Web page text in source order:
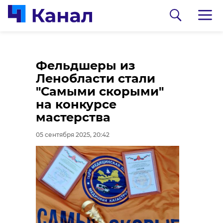
Фельдшеры из
Ленобласти стали
"Самыми скорыми"
на конкурсе
мастерства
05 сентября 2025, 20:42
Волонтеры помогли
убрать участок
матери бойца СВО из
Всеволожского
района
05 сентября 2025, 20:23
В Мурино открыли
новый корпус школы
№5
05 сентября 2025, 19:51